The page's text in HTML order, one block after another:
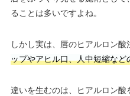
ることは多いですよね。
しかし実は、唇のヒアルロン酸
ップやアヒル口、人中短縮など
違いを生むのは、ヒアルロン